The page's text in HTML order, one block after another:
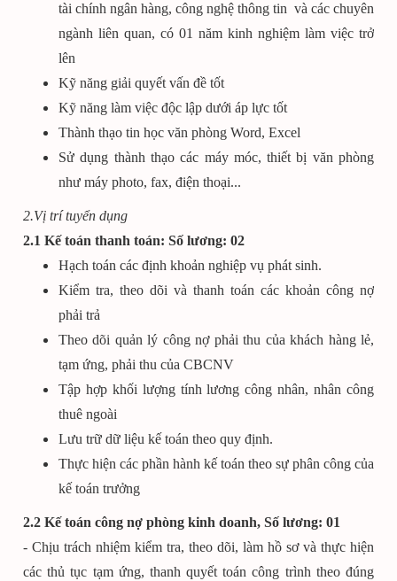
tài chính ngân hàng, công nghệ thông tin và các chuyên
ngành liên quan, có 01 năm kinh nghiệm làm việc trở
lên
Kỹ năng giải quyết vấn đề tốt
Kỹ năng làm việc độc lập dưới áp lực tốt
Thành thạo tin học văn phòng Word, Excel
Sử dụng thành thạo các máy móc, thiết bị văn phòng
như máy photo, fax, điện thoại...
2.Vị trí tuyển dụng
2.1 Kế toán thanh toán: Số lương: 02
Hạch toán các định khoản nghiệp vụ phát sinh.
Kiểm tra, theo dõi và thanh toán các khoản công nợ
phải trả
Theo dõi quản lý công nợ phải thu của khách hàng lẻ,
tạm ứng, phải thu của CBCNV
Tập hợp khối lượng tính lương công nhân, nhân công
thuê ngoài
Lưu trữ dữ liệu kế toán theo quy định.
Thực hiện các phần hành kế toán theo sự phân công của
kế toán trưởng
2.2 Kế toán công nợ phòng kinh doanh, Số lương: 01
- Chịu trách nhiệm kiểm tra, theo dõi, làm hồ sơ và thực hiện
các thủ tục tạm ứng, thanh quyết toán công trình theo đúng